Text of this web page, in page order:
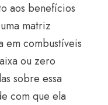
aos benefícios
matriz
em combustíveis
ou zero
sobre essa
com que ela